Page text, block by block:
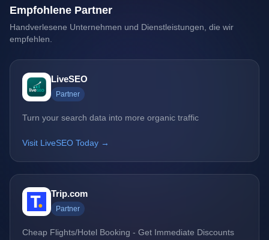
Empfohlene Partner
Handverlesene Unternehmen und Dienstleistungen, die wir
empfehlen.
LiveSEO
Partner
Turn your search data into more organic traffic
Visit LiveSEO Today →
Trip.com
Partner
Cheap Flights/Hotel Booking - Get Immediate Discounts